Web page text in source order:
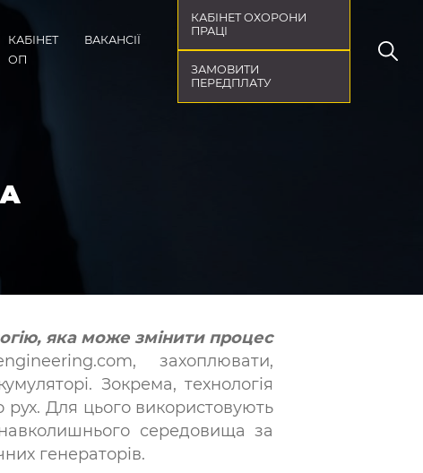
КАБІНЕТ
ОП
ВАКАНСІЇ
КАБІНЕТ ОХОРОНИ
ПРАЦІ
ЗАМОВИТИ
ПЕРЕДПЛАТУ
яка може змінити процес
захоплю­вати,
Зокрема, технологія
рух. Для цього використовують
середовища за
генераторів.